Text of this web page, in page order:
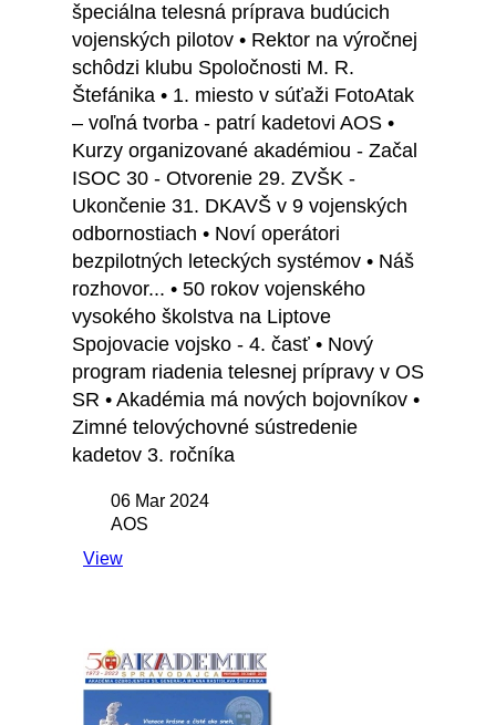
špeciálna telesná príprava budúcich
vojenských pilotov • Rektor na výročnej
schôdzi klubu Spoločnosti M. R.
Štefánika • 1. miesto v súťaži FotoAtak
– voľná tvorba - patrí kadetovi AOS •
Kurzy organizované akadémiou - Začal
ISOC 30 - Otvorenie 29. ZVŠK -
Ukončenie 31. DKAVŠ v 9 vojenských
odbornostiach • Noví operátori
bezpilotných leteckých systémov • Náš
rozhovor... • 50 rokov vojenského
vysokého školstva na Liptove
Spojovacie vojsko - 4. časť • Nový
program riadenia telesnej prípravy v OS
SR • Akadémia má nových bojovníkov •
Zimné telovýchovné sústredenie
kadetov 3. ročníka
06 Mar 2024
AOS
View